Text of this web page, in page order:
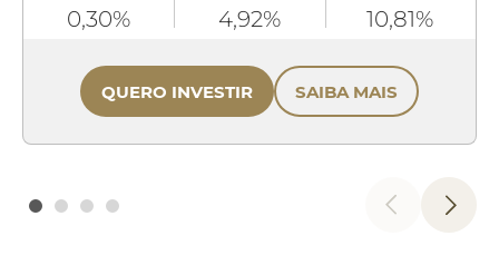
0,30% 4,92% 10,81%
QUERO INVESTIR SAIBA MAIS